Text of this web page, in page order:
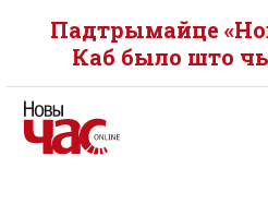
Падтрымайце
Каб было што